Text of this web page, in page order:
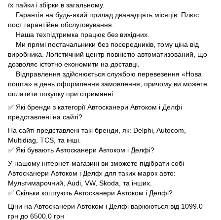
їх пайки і збірки в загальному.
Гарантія на будь-який прилад дванадцять місяців. Плюс
пост гарантійне обслуговування.
Наша техпідтримка працює без вихідних.
Ми прямі постачальники без посередників, тому ціна від
виробника. Логістичний центр повністю автоматизований, що
дозволяє істотно економити на доставці.
Відправлення здійснюється службою перевезення «Нова
пошта» в день оформлення замовлення, причому ви можете
оплатити покупку при отриманні.
✅ Які бренди з категорії Автосканери Автоком і Делфі
представлені на сайті?
На сайті представлені такі бренди, як: Delphi, Autocom,
Multidiag, TCS, та інші.
✅ Які бувають Автосканери Автоком і Делфі?
У нашому інтернет-магазині ви зможете підібрати собі
Автосканери Автоком і Делфі для таких марок авто:
Мультимарочний, Audi, VW, Skoda, та інших.
✅ Скільки коштують Автосканери Автоком і Делфі?
Ціни на Автосканери Автоком і Делфі варіюються від 1099.0
грн до 6500.0 грн